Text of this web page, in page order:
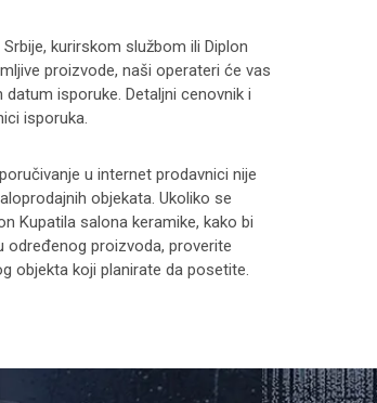
kurirskom službom ili Diplon
proizvode, naši operateri će vas
isporuke. Detaljni cenovnik i
isporuka.
u internet prodavnici nije
objekata. Ukoliko se
Kupatila salona keramike, kako bi
određenog proizvoda, proverite
objekta koji planirate da posetite.